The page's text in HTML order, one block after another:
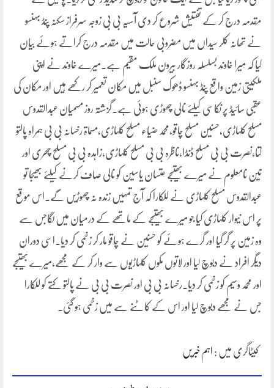
مقدمہ درج کر کے تفتیش شروع کر دی آسیہ بی بی زوجہ سرفراز سکنہ پنڈ بہنسو
نے تھانہ کلر سیداں میں مضروبی حالت میں مقدمہ درج کراتے ہوئے بیان
کیا کہ میرا خاوند بسلسلہ روزگار بیرون ملک مقیم ہے۔میرے خاوند نے اپنی
ملکیتی زمین واقع پنڈ بہنسو ڈھوک سنبل میں مکان تعمیر کر رکھے ہیں اور مکان کی
عقبی سائیڈ پر نکاسی کیلئے نالی چھوڑی ہوئی ہے۔گزشتہ روز مسمیان عبدالقدوس
مسلح کلہاڑی،حسنین مسلح چاقو،محمد ضیاء مسلح کلہاڑی،مسماۃ رخسانہ بی بی ہمراہ پالتو
کتا،نصرت بی بی مسلح ڈنڈا،ناظرہ بی بی مسلح کلہاڑی،زاہدہ بی بی مسلح چھری اور
تین نامعلوم نے میرے بھتیجے عتسان یاسین کو نالی صاف کرنے کیلئے بھیجا تو
عبدالقدوس مسلح کلہاڑی نے للکارا کہ آج تمہیں زندہ نہ چھوڑیں گے۔اس موقع
پر اس نیوار کلہاڑی کیا جو میرے بھتیجے کے ماتھے کے درمیان میں لگاجس سے
وہ زمین پر گر گیا اور گرے ہوئے کو حسنین نے چاقو مار کر زخمی کر دیا۔اسی دوران
دیگر افراد نے دبوچ لیا اور لاتوں مکوں کلہاڑیوں سے وار کر کے مجھے،میرے بھتیجے
اور محمد وسیم کو زخمی کر دیا۔رخسانہ بی بی اور نصرت بی بی نے پالتو کتے کو للکارا
جس نے مجھے دبوچ لیا اور اس کے کاٹنے سے میں زخمی ہو گئی۔
کیٹاگری میں : اہم خبریں